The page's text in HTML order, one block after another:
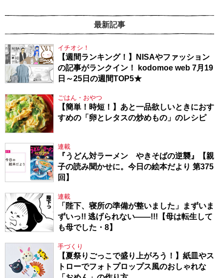
最新記事
イチオシ！
【週間ランキング！】NISAやファッション
の記事がランクイン！ kodomoe web 7月19
日～25日の週間TOP5★
ごはん・おやつ
【簡単！時短！】あと一品欲しいときにおす
すめの「卵とレタスの炒めもの」のレシピ
連載
『うどん対ラーメン やきそばの逆襲』【親
子の読み聞かせに。今日の絵本だより 第375
回】
連載
「陛下、寝所の準備が整いました」まずいま
ずいっ!! 逃げられない――!!!【母は転生して
も母でした・8】
手づくり
【夏祭りごっこで盛り上がろう！】紙皿やス
トローでフォトプロップス風のおしゃれな